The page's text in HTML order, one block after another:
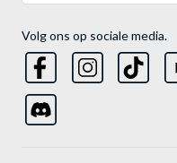
Volg ons op sociale media.